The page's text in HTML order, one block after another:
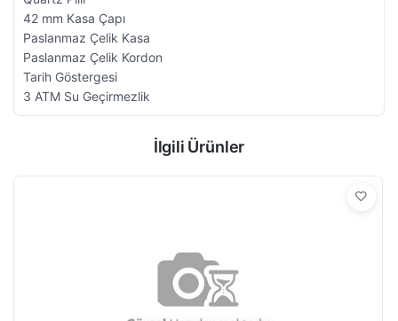
42 mm Kasa Çapı
Paslanmaz Çelik Kasa
Paslanmaz Çelik Kordon
Tarih Göstergesi
3 ATM Su Geçirmezlik
İlgili Ürünler